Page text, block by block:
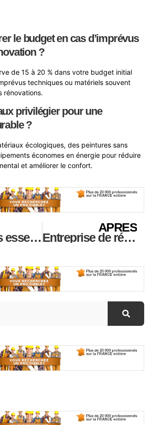
le budget en cas d’imprévus
?
de 15 à 20 % dans votre budget initial
techniques ou matériels souvent
rénovations.
privilégier pour une
?
écologiques, des peintures sans
économes en énergie pour réduire
et améliorer le confort.
Les étapes essentielles pour réussir la rénovation de votre studio à Paris
APRES
Entreprise de rénovation dans le 20ème arrondissement de Paris : conseils et bonnes pratiques